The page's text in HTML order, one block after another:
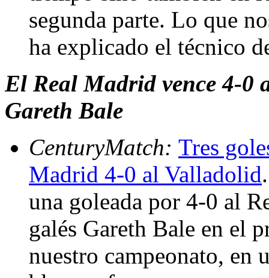
segunda parte. Lo que
ha explicado el técnico
El Real Madrid vence 4-0
Gareth Bale
CenturyMatch: Tres
Madrid 4-0 al Valladolid
una goleada por 4-0 al
galés Gareth Bale en el
nuestro campeonato, en